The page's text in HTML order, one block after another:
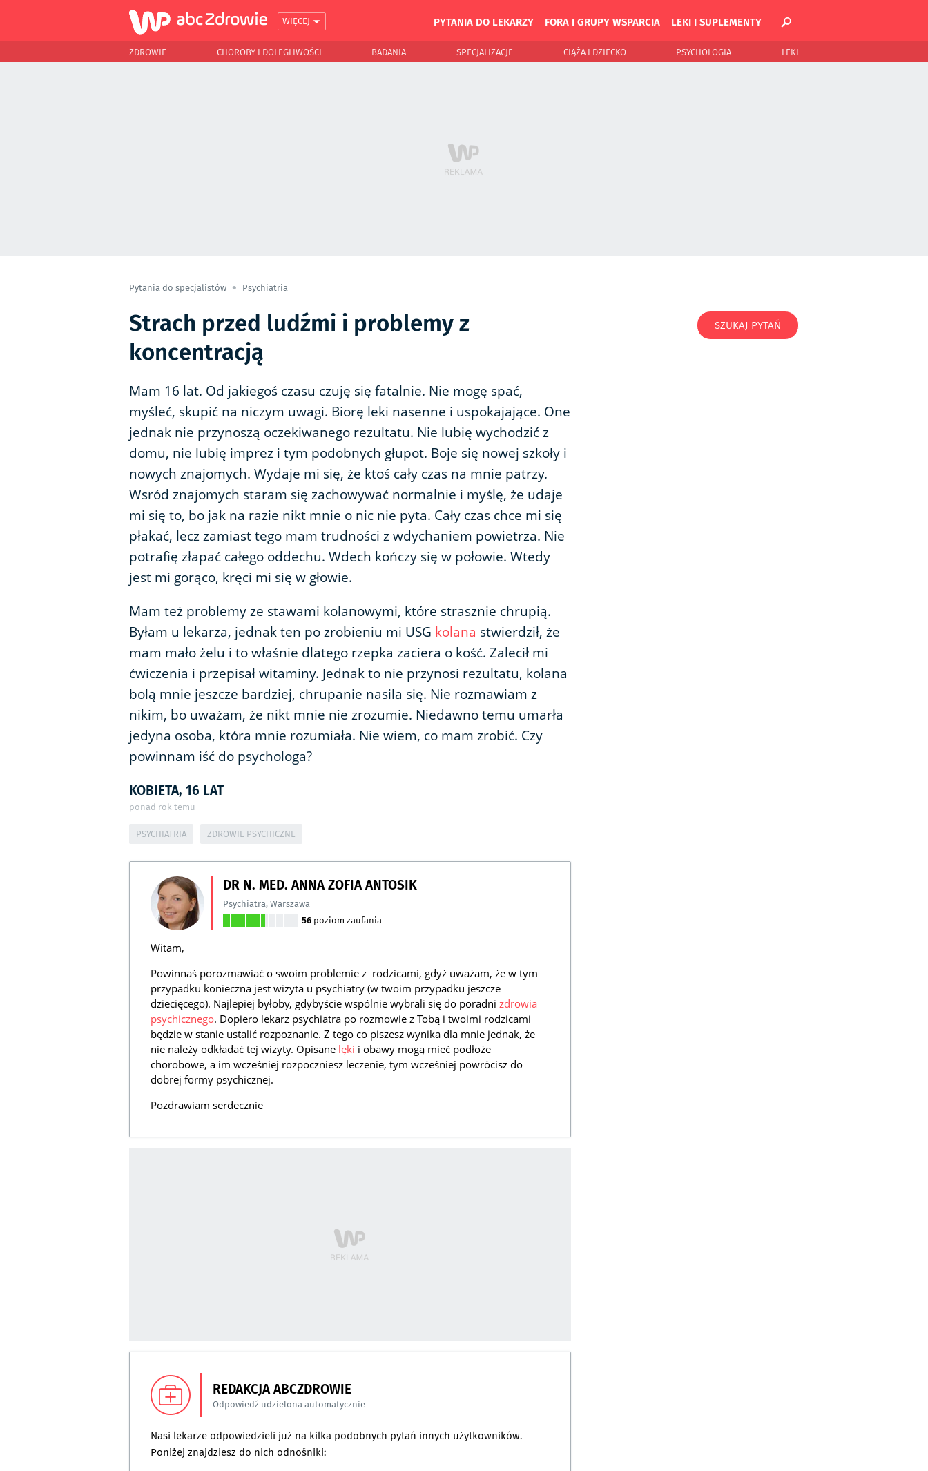
WIĘCEJ PYTANIA DO LEKARZY FORA I GRUPY WSPARCIA LEKI I SUPLEMENTY
ZDROWIE CHOROBY I DOLEGLIWOŚCI BADANIA SPECJALIZACJE CIĄŻA I DZIECKO PSYCHOLOGIA LEKI
Pytania do specjalistów Psychiatria
Strach przed ludźmi i problemy z
koncentracją
Mam 16 lat. Od jakiegoś czasu czuję się fatalnie. Nie mogę spać,
myśleć, skupić na niczym uwagi. Biorę leki nasenne i uspokajające. One
jednak nie przynoszą oczekiwanego rezultatu. Nie lubię wychodzić z
domu, nie lubię imprez i tym podobnych głupot. Boje się nowej szkoły i
nowych znajomych. Wydaje mi się, że ktoś cały czas na mnie patrzy.
Wsród znajomych staram się zachowywać normalnie i myślę, że udaje
mi się to, bo jak na razie nikt mnie o nic nie pyta. Cały czas chce mi się
płakać, lecz zamiast tego mam trudności z wdychaniem powietrza. Nie
potrafię złapać całego oddechu. Wdech kończy się w połowie. Wtedy
jest mi gorąco, kręci mi się w głowie.
Mam też problemy ze stawami kolanowymi, które strasznie chrupią.
Byłam u lekarza, jednak ten po zrobieniu mi USG kolana stwierdził, że
mam mało żelu i to właśnie dlatego rzepka zaciera o kość. Zalecił mi
ćwiczenia i przepisał witaminy. Jednak to nie przynosi rezultatu, kolana
bolą mnie jeszcze bardziej, chrupanie nasila się. Nie rozmawiam z
nikim, bo uważam, że nikt mnie nie zrozumie. Niedawno temu umarła
jedyna osoba, która mnie rozumiała. Nie wiem, co mam zrobić. Czy
powinnam iść do psychologa?
KOBIETA, 16 LAT
ponad rok temu
PSYCHIATRIA ZDROWIE PSYCHICZNE
DR N. MED. ANNA ZOFIA ANTOSIK
Psychiatra,Warszawa
56 poziom zaufania
Witam,
Powinnaś porozmawiać o swoim problemie z rodzicami, gdyż uważam, że w tym
przypadku konieczna jest wizyta u psychiatry (w twoim przypadku jeszcze
dziecięcego). Najlepiej byłoby, gdybyście wspólnie wybrali się do poradni zdrowia
psychicznego. Dopiero lekarz psychiatra po rozmowie z Tobą i twoimi rodzicami
będzie w stanie ustalić rozpoznanie. Z tego co piszesz wynika dla mnie jednak, że
nie należy odkładać tej wizyty. Opisane lęki i obawy mogą mieć podłoże
chorobowe, a im wcześniej rozpoczniesz leczenie, tym wcześniej powrócisz do
dobrej formy psychicznej.
Pozdrawiam serdecznie
REDAKCJA ABCZDROWIE
Odpowiedź udzielona automatycznie
Nasi lekarze odpowiedzieli już na kilka podobnych pytań innych użytkowników.
Poniżej znajdziesz do nich odnośniki:
SZUKAJ PYTAŃ